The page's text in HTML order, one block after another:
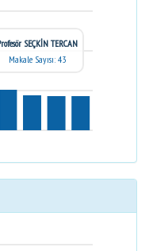
SEÇKİN TERCAN
Makale Sayısı: 43